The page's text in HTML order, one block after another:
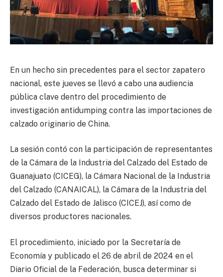
En un hecho sin precedentes para el sector zapatero
nacional, este jueves se llevó a cabo una audiencia
pública clave dentro del procedimiento de
investigación antidumping contra las importaciones de
calzado originario de China.
La sesión contó con la participación de representantes
de la Cámara de la Industria del Calzado del Estado de
Guanajuato (CICEG), la Cámara Nacional de la Industria
del Calzado (CANAICAL), la Cámara de la Industria del
Calzado del Estado de Jalisco (CICEJ), así como de
diversos productores nacionales.
El procedimiento, iniciado por la Secretaría de
Economía y publicado el 26 de abril de 2024 en el
Diario Oficial de la Federación, busca determinar si